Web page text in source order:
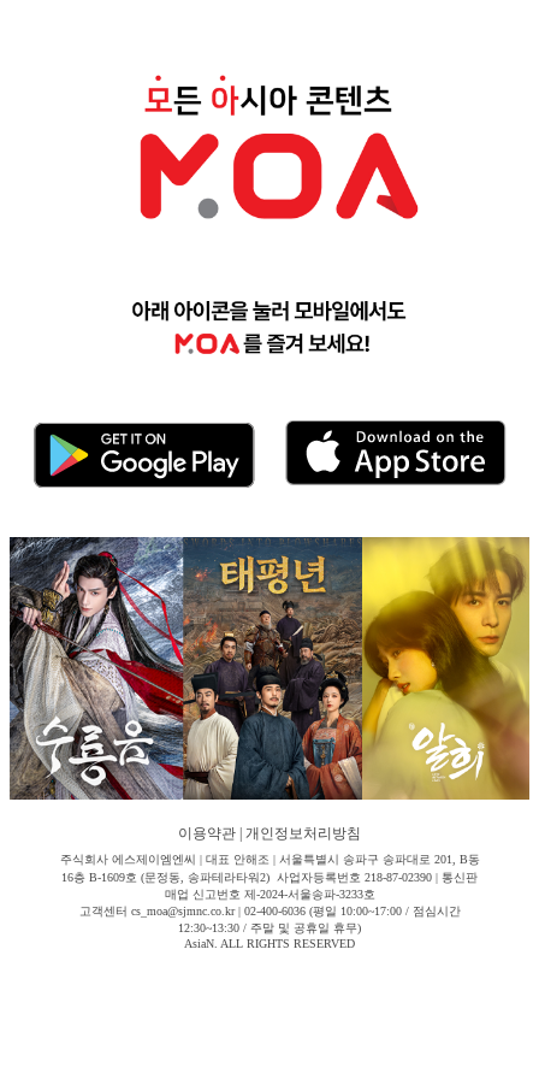
이용약관 개인정보처리방침
주식회사 에스제이엠엔씨 | 대표 안해조 | 서울특별시 송파구 송파대로 201, B동
16층 B-1609호 (문정동, 송파테라타워2) 사업자등록번호 218-87-02390 | 통신판
매업 신고번호 제-2024-서울송파-3233호
고객센터 cs_moa@sjmnc.co.kr | 02-400-6036 (평일 10:00~17:00 / 점심시간
12:30~13:30 / 주말 및 공휴일 휴무)
AsiaN. ALL RIGHTS RESERVED